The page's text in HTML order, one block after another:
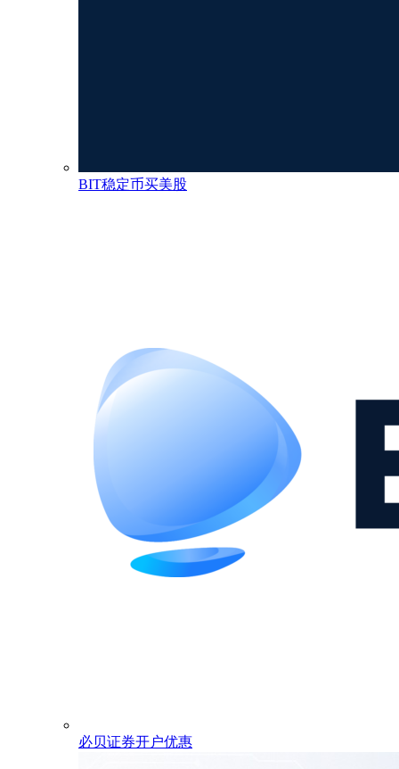
BIT稳定币买美股
必贝证券开户优惠